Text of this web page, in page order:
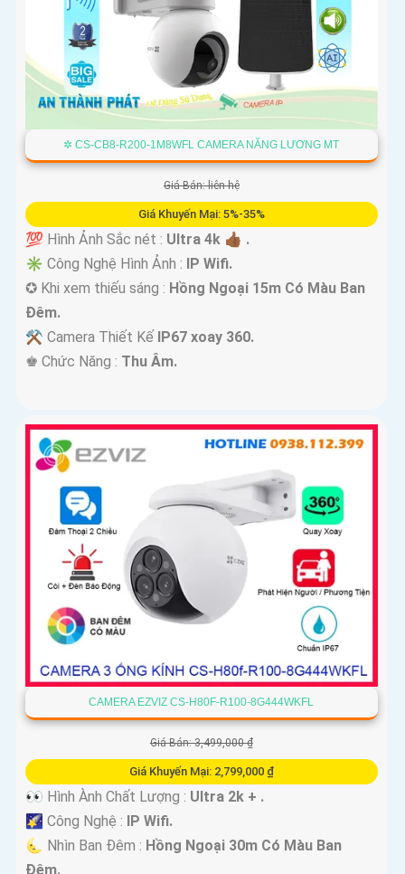
✲ CS-CB8-R200-1M8WFL CAMERA NĂNG LƯƠNG MT
Giá Bán: liên hệ
Giá Khuyến Mại: 5%-35%
💯 Hình Ảnh Sắc nét : Ultra 4k 👍🏾 .
✳️ Công Nghệ Hình Ảnh :
IP Wifi.
✪ Khi xem thiếu sáng : Hồng Ngoại 15m Có Màu Ban
Ðêm.
⚒ Camera Thiết Kế
IP67 xoay 360.
️♚ Chức Năng : Thu Âm.
CAMERA EZVIZ CS-H80F-R100-8G444WKFL
Giá Bán: 3,499,000 ₫
Giá Khuyến Mại: 2,799,000 ₫
️
👀 Hình Ành Chất Lượng : Ultra 2k + .
🌠 Công Nghệ : IP Wifi.
🌜 Nhìn Ban Đêm : Hồng Ngoại 30m Có Màu Ban
Ðêm.